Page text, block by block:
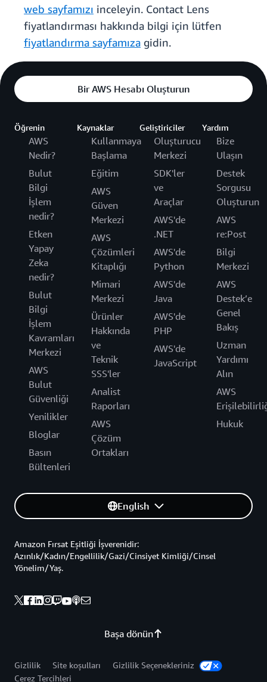
web sayfamızı inceleyin. Contact Lens
fiyatlandırması hakkında bilgi için lütfen
fiyatlandırma sayfamıza gidin.
Bir AWS Hesabı Oluşturun
Öğrenin
AWS
Nedir?
Bulut
Bilgi
İşlem
nedir?
Etken
Yapay
Zeka
nedir?
Bulut
Bilgi
İşlem
Kavramları
Merkezi
AWS
Bulut
Güvenliği
Yenilikler
Bloglar
Basın
Bültenleri
Kaynaklar
Kullanmaya
Başlama
Eğitim
AWS
Güven
Merkezi
AWS
Çözümleri
Kitaplığı
Mimari
Merkezi
Ürünler
Hakkında
ve
Teknik
SSS'ler
Analist
Raporları
AWS
Çözüm
Ortakları
Geliştiriciler
Oluşturucu
Merkezi
SDK'ler
ve
Araçlar
AWS'de
.NET
AWS'de
Python
AWS'de
Java
AWS'de
PHP
AWS'de
JavaScript
Yardım
Bize
Ulaşın
Destek
Sorgusu
Oluşturun
AWS
re:Post
Bilgi
Merkezi
AWS
Destek’e
Genel
Bakış
Uzman
Yardımı
Alın
AWS
Hukuk
English
Başa dönün
Amazon Fırsat Eşitliği İşverenidir:
Azınlık/Kadın/Engellilik/Gazi/Cinsiyet Kimliği/Cinsel
Yönelim/Yaş.
Gizlilik Site koşulları
Gizlilik Seçenekleriniz
Çerez Tercihleri